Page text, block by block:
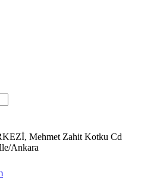
Mehmet Zahit Kotku Cd
Ankara